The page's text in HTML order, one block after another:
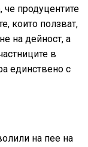
че продуцентите
които ползват,
на дейност, а
в
единствено с
на пее на